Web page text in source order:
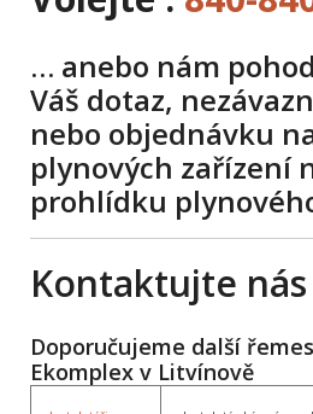
… anebo nám
Váš dotaz,
nebo objednávku
plynových zařízení
prohlídku
Kontaktujte
Doporučujeme další
Ekomplex v Litvínově